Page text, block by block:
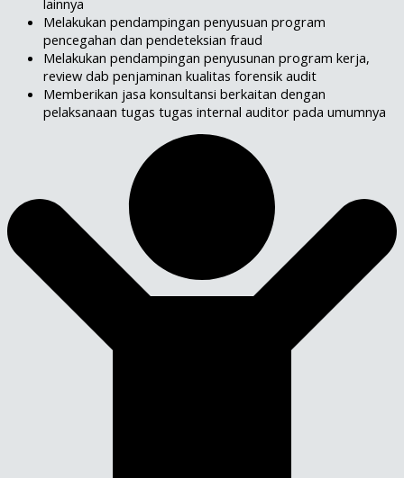
lainnya
Melakukan pendampingan penyusuan program
pencegahan dan pendeteksian fraud
Melakukan pendampingan penyusunan program kerja,
review dab penjaminan kualitas forensik audit
Memberikan jasa konsultansi berkaitan dengan
pelaksanaan tugas tugas internal auditor pada umumnya